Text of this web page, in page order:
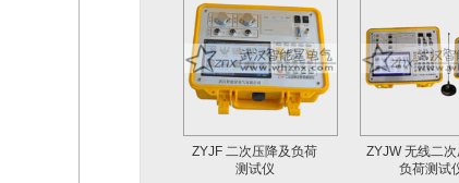
ZYJF 二次压降及负荷
测试仪
ZYJW 无线二次
负荷测试